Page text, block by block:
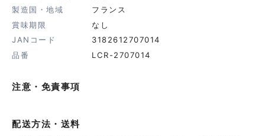
製造国・地域
フランス
賞味期限
なし
JANコード
3182612707014
品番
LCR-2707014
注意・免責事項
配送方法・送料